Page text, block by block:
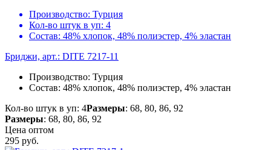
Производство: Турция
Кол-во штук в уп: 4
Состав: 48% хлопок, 48% полиэстер, 4% эластан
Бриджи, арт.: DITE 7217-11
Производство: Турция
Состав: 48% хлопок, 48% полиэстер, 4% эластан
Кол-во штук в уп: 4Размеры: 68, 80, 86, 92
Размеры: 68, 80, 86, 92
Цена оптом
295 руб.